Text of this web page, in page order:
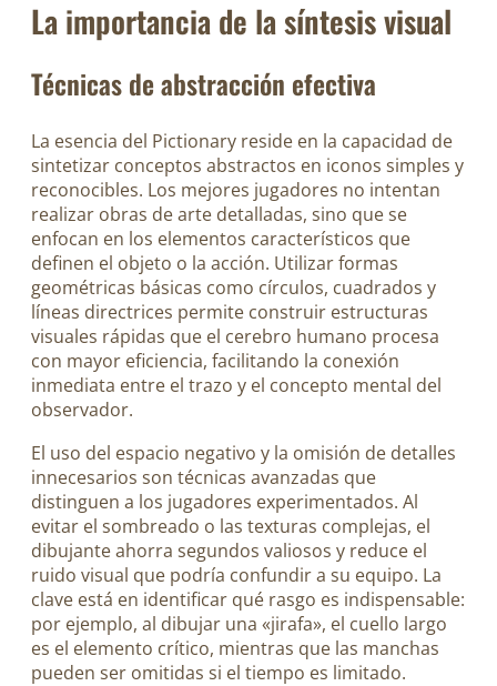
La importancia de la síntesis visual
Técnicas de abstracción efectiva
La esencia del Pictionary reside en la capacidad de
sintetizar conceptos abstractos en iconos simples y
reconocibles. Los mejores jugadores no intentan
realizar obras de arte detalladas, sino que se
enfocan en los elementos característicos que
definen el objeto o la acción. Utilizar formas
geométricas básicas como círculos, cuadrados y
líneas directrices permite construir estructuras
visuales rápidas que el cerebro humano procesa
con mayor eficiencia, facilitando la conexión
inmediata entre el trazo y el concepto mental del
observador.
El uso del espacio negativo y la omisión de detalles
innecesarios son técnicas avanzadas que
distinguen a los jugadores experimentados. Al
evitar el sombreado o las texturas complejas, el
dibujante ahorra segundos valiosos y reduce el
ruido visual que podría confundir a su equipo. La
clave está en identificar qué rasgo es indispensable:
por ejemplo, al dibujar una «jirafa», el cuello largo
es el elemento crítico, mientras que las manchas
pueden ser omitidas si el tiempo es limitado.